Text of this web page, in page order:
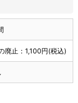
廃止：1,100円(税込)